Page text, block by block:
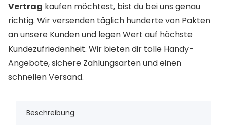
Vertrag kaufen möchtest, bist du bei uns genau
richtig. Wir versenden täglich hunderte von Pakten
an unsere Kunden und legen Wert auf höchste
Kundezufriedenheit. Wir bieten dir tolle Handy-
Angebote, sichere Zahlungsarten und einen
schnellen Versand.
Beschreibung